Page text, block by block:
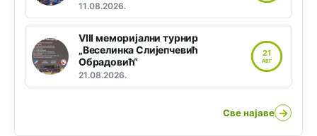
11.08.2026.
VIII меморијални турнир
„Веселинка Слијепчевић
Обрадовић“
21.08.2026.
21
АВГ
Све најаве →